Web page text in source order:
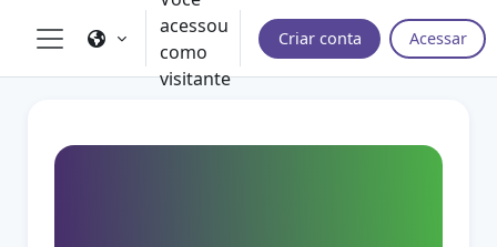
Ir para o conteúdo principal
Painel lateral
acessou
como
visitante
Criar conta Acessar